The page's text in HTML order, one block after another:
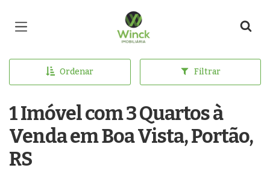
Página inicial
Ordenar Filtrar
1 Imóvel com 3 Quartos à
Venda em Boa Vista, Portão,
RS